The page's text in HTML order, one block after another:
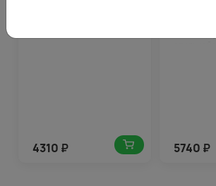
4310 ₽ 5740 ₽